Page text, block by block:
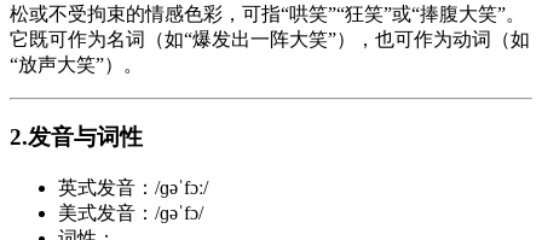
松或不受拘束的情感色彩，可指“哄笑”“狂笑”或“捧腹大笑”。
它既可作为名词（如“爆发出一阵大笑”），也可作为动词（如
“放声大笑”）。
2.发音与词性
英式发音：/ɡəˈfɔː/
美式发音：/ɡəˈfɔ/